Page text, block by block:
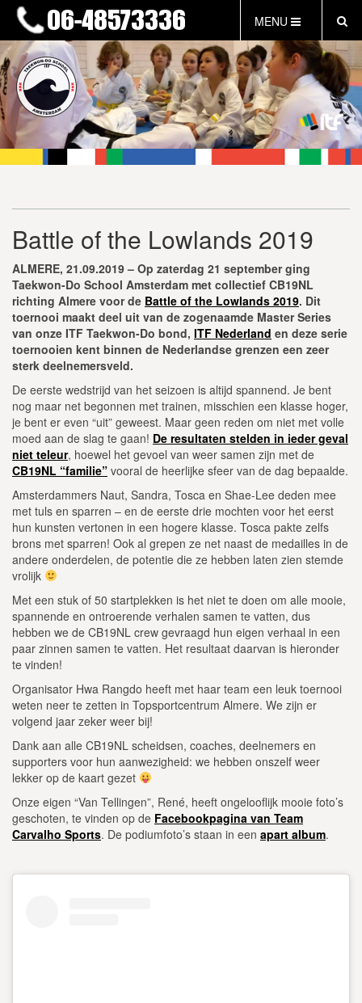
MENU
HOME
NIEUWS
LESTIJDEN & TARIEVEN
INFORMATIE
WAT IS TAEKWON-DO?
FAQ
INLOG LEDEN
GRATIS PROEFLES
Battle of the Lowlands 2019
ALMERE, 21.09.2019 – Op zaterdag 21 september ging
Taekwon-Do School Amsterdam met collectief CB19NL
richting Almere voor de Battle of the Lowlands 2019. Dit
toernooi maakt deel uit van de zogenaamde Master Series
van onze ITF Taekwon-Do bond, ITF Nederland en deze serie
toernooien kent binnen de Nederlandse grenzen een zeer
sterk deelnemersveld.
De eerste wedstrijd van het seizoen is altijd spannend. Je bent
nog maar net begonnen met trainen, misschien een klasse hoger,
je bent er even “uit” geweest. Maar geen reden om niet met volle
moed aan de slag te gaan! De resultaten stelden in ieder geval
niet teleur, hoewel het gevoel van weer samen zijn met de
CB19NL “familie” vooral de heerlijke sfeer van de dag bepaalde.
Amsterdammers Naut, Sandra, Tosca en Shae-Lee deden mee
met tuls en sparren – en de eerste drie mochten voor het eerst
hun kunsten vertonen in een hogere klasse. Tosca pakte zelfs
brons met sparren! Ook al grepen ze net naast de medailles in de
andere onderdelen, de potentie die ze hebben laten zien stemde
vrolijk
Met een stuk of 50 startplekken is het niet te doen om alle mooie,
spannende en ontroerende verhalen samen te vatten, dus
hebben we de CB19NL crew gevraagd hun eigen verhaal in een
paar zinnen samen te vatten. Het resultaat daarvan is hieronder
te vinden!
Organisator Hwa Rangdo heeft met haar team een leuk toernooi
weten neer te zetten in Topsportcentrum Almere. We zijn er
volgend jaar zeker weer bij!
Dank aan alle CB19NL scheidsen, coaches, deelnemers en
supporters voor hun aanwezigheid: we hebben onszelf weer
lekker op de kaart gezet
Onze eigen “Van Tellingen”, René, heeft ongelooflijk mooie foto’s
geschoten, te vinden op de Facebookpagina van Team
Carvalho Sports. De podiumfoto’s staan in een apart album.